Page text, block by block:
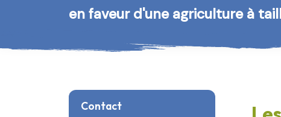
en faveur d'une agriculture à
Contact